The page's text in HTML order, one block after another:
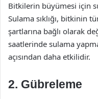
Bitkilerin büyümesi için
Sulama sıklığı, bitkinin
şartlarına bağlı olarak
saatlerinde sulama
açısından daha etkilidir.
2. Gübreleme